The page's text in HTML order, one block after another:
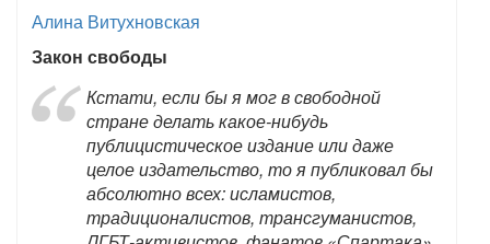
Алина Витухновская
Закон свободы
Кстати, если бы я мог в свободной
стране делать какое-нибудь
публицистическое издание или даже
целое издательство, то я публиковал бы
абсолютно всех: исламистов,
традиционалистов, трансгуманистов,